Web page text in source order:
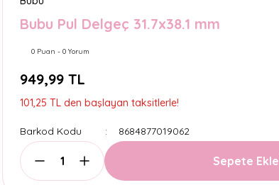
Bubu Pul Delgeç 31.7x38.1 mm
0 Puan - 0 Yorum
949,99 TL
101,25 TL den başlayan taksitlerle!
Barkod Kodu 8684877019062
Sepete Ekle